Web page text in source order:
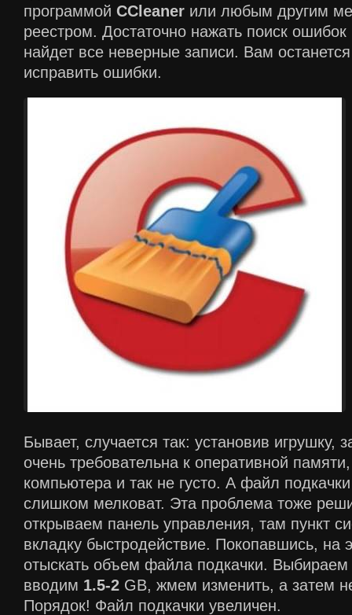
программой CCleaner или любым другим
реестром. Достаточно нажать поиск
найдет все неверные записи. Вам
исправить ошибки.
Бывает, случается так: установив игрушку,
очень требовательна к оперативной
компьютера и так не густо. А файл
слишком мелковат. Эта проблема тоже
открываем панель управления, там пункт
вкладку быстродействие. Покопавшись, на
отыскать объем файла подкачки.
вводим 1.5-2 GB, жмем изменить, а затем
Порядок! Файл подкачки увеличен.